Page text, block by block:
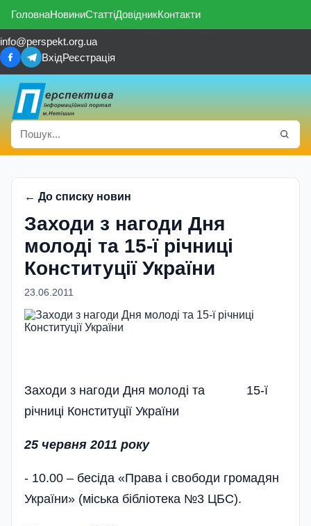
ГоловнаНовиниСтаттіДовідникКонтакти
info@perspekt.org.ua
ВхідРеєстрація
← До списку новин
Заходи з нагоди Дня
молоді та 15-ї річниці
Конституції України
23.06.2011
Заходи з нагоди Дня молоді та 15-ї
річниці Конституції України
25 червня 2011 року
- 10.00 – бесіда «Права і свободи громадян
України» (міська бібліотека №3 ЦБС).